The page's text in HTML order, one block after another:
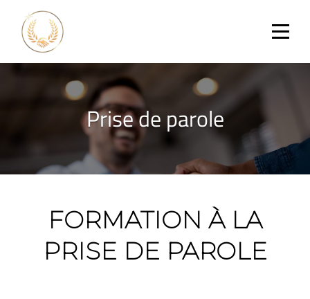
contenu
Prise de parole
FORMATION À LA
PRISE DE PAROLE